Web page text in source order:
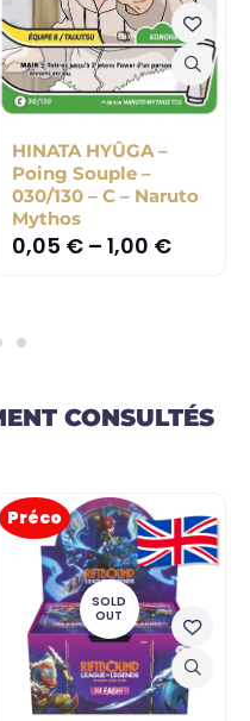
HINATA HYÛGA –
Poing Souple –
030/130 – C – Naruto
Mythos
0,05 €– 1,00 €
CONSULTÉS
Préco
SOLD
OUT